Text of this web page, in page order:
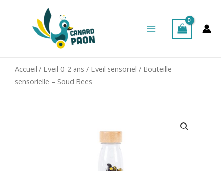
Menu
Accueil / Eveil 0-2 ans / Eveil sensoriel / Bouteille
sensorielle – Soud Bees